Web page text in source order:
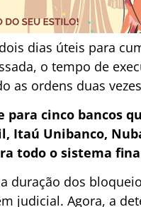
dias úteis para
o tempo de
ordens duas
para cinco bancos
Itaú Unibanco,
todo o sistema
duração dos
judicial. Agora, a